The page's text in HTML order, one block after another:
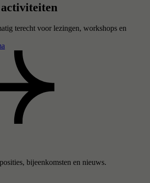
terecht voor lezingen, workshops en
bijeenkomsten en nieuws.